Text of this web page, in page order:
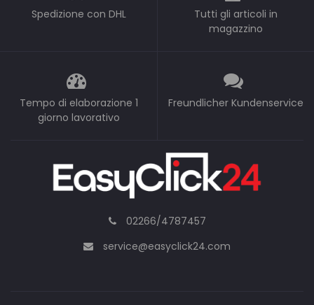
Spedizione con DHL
Tutti gli articoli in
magazzino
Tempo di elaborazione 1
giorno lavorativo
Freundlicher Kundenservice
02266/4787457
service@easyclick24.com